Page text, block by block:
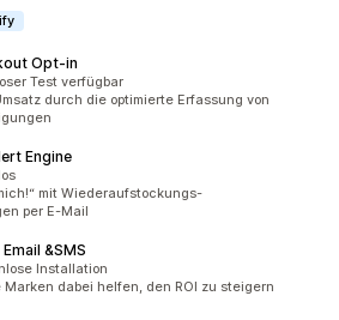
Opt‑in
Test verfügbar
durch die optimierte Erfassung von
Engine
mit Wiederaufstockungs-
per E-Mail
&SMS
Installation
Marken dabei helfen, den ROI zu steigern